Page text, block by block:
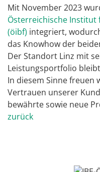
Kontakt
Abgeschlossene
Projektsuche
Mit November 2023
Österreichische
(öibf) integriert,
das Knowhow der
Der Standort Linz mit
Leistungsportfolio
In diesem Sinne freuen
Vertrauen unserer
bewährte sowie neue
zurück